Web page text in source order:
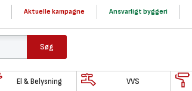
Aktuelle kampagne Ansvarligt byggeri
Søg
El & Belysning VVS